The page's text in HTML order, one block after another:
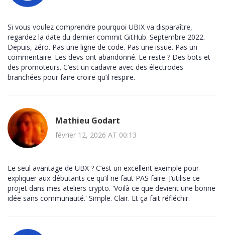
Si vous voulez comprendre pourquoi UBIX va disparaître,
regardez la date du dernier commit GitHub. Septembre 2022.
Depuis, zéro. Pas une ligne de code. Pas une issue. Pas un
commentaire. Les devs ont abandonné. Le reste ? Des bots et
des promoteurs. C’est un cadavre avec des électrodes
branchées pour faire croire qu’il respire.
Mathieu Godart
février 12, 2026 AT 00:13
Le seul avantage de UBX ? C’est un excellent exemple pour
expliquer aux débutants ce qu’il ne faut PAS faire. J’utilise ce
projet dans mes ateliers crypto. 'Voilà ce que devient une bonne
idée sans communauté.' Simple. Clair. Et ça fait réfléchir.